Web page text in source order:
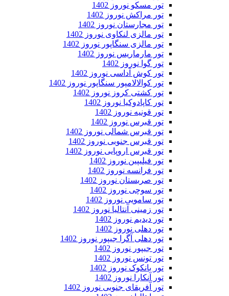
تور مسکو نوروز 1402
تور مراکش نوروز 1402
تور مجارستان نوروز 1402
تور مالزی لنکاوی نوروز 1402
تور مالزی سنگاپور نوروز 1402
تور مارماریس نوروز 1402
تور گوا نوروز 1402
تور کوش آداسی نوروز 1402
تور کوالالامپور سنگاپور نوروز 1402
تور کشتی کروز نوروز 1402
تور کاپادوکیا نوروز 1402
تور قونیه نوروز 1402
تور قبرس نوروز 1402
تور قبرس شمالی نوروز 1402
تور قبرس جنوبی نوروز 1402
تور قبرس اروپایی نوروز 1402
تور فیلیپین نوروز 1402
تور فرانسه نوروز 1402
تور صربستان نوروز 1402
تور سوچی نوروز 1402
تور سامویی نوروز 1402
تور زمینی آنتالیا نوروز 1402
تور دیدیم نوروز 1402
تور دهلی نوروز 1402
تور دهلی آگرا جیپور نوروز 1402
تور جیپور نوروز 1402
تور تونس نوروز 1402
تور بانکوک نوروز 1402
تور آنکارا نوروز 1402
تور آفریقای جنوبی نوروز 1402